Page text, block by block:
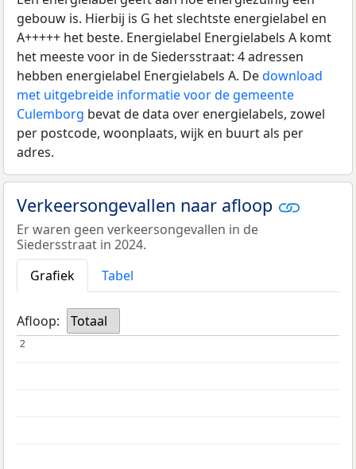
gebouw is. Hierbij is G het slechtste energielabel en
A+++++ het beste. Energielabel Energielabels A komt
het meeste voor in de Siedersstraat: 4 adressen
hebben energielabel Energielabels A. Dedownload
met uitgebreide informatie voor de gemeente
Culemborg bevat de data over energielabels, zowel
per postcode, woonplaats, wijk en buurt als per
adres.
Verkeersongevallen naar afloop
Er waren geen verkeersongevallen in de
Siedersstraat in 2024.
Grafiek
Tabel
Afloop: Totaal
2
2